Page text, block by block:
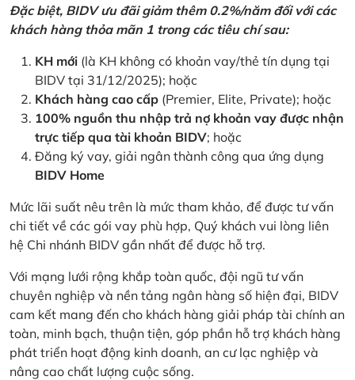
Đặc biệt, BIDV ưu đãi giảm thêm 0.2%/năm đối với các
khách hàng thỏa mãn 1 trong các tiêu chí sau:
KH mới (là KH không có khoản vay/thẻ tín dụng tại
BIDV tại 31/12/2025); hoặc
Khách hàng cao cấp (Premier, Elite, Private); hoặc
100% nguồn thu nhập trả nợ khoản vay được nhận
trực tiếp qua tài khoản BIDV; hoặc
Đăng ký vay, giải ngân thành công qua ứng dụng
BIDV Home
Mức lãi suất nêu trên là mức tham khảo, để được tư vấn
chi tiết về các gói vay phù hợp, Quý khách vui lòng liên
hệ Chi nhánh BIDV gần nhất để được hỗ trợ.
Với mạng lưới rộng khắp toàn quốc, đội ngũ tư vấn
chuyên nghiệp và nền tảng ngân hàng số hiện đại, BIDV
cam kết mang đến cho khách hàng giải pháp tài chính an
toàn, minh bạch, thuận tiện, góp phần hỗ trợ khách hàng
phát triển hoạt động kinh doanh, an cư lạc nghiệp và
nâng cao chất lượng cuộc sống.